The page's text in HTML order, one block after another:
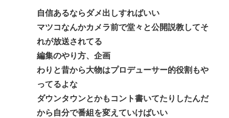
自信あるならダメ出しすればいい
マツコなんかカメラ前で堂々と公開説教してそ
れが放送されてる
編集のやり方、企画
わりと昔から大物はプロデューサー的役割もや
ってるよな
ダウンタウンとかもコント書いてたりしたんだ
から自分で番組を変えていけばいい